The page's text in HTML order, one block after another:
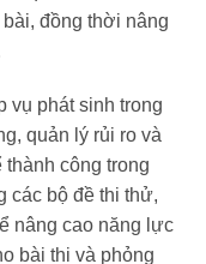
đồng thời nâng
vụ phát sinh trong
quản lý rủi ro và
thành công trong
các bộ đề thi thử,
nâng cao năng lực
bài thi và phỏng